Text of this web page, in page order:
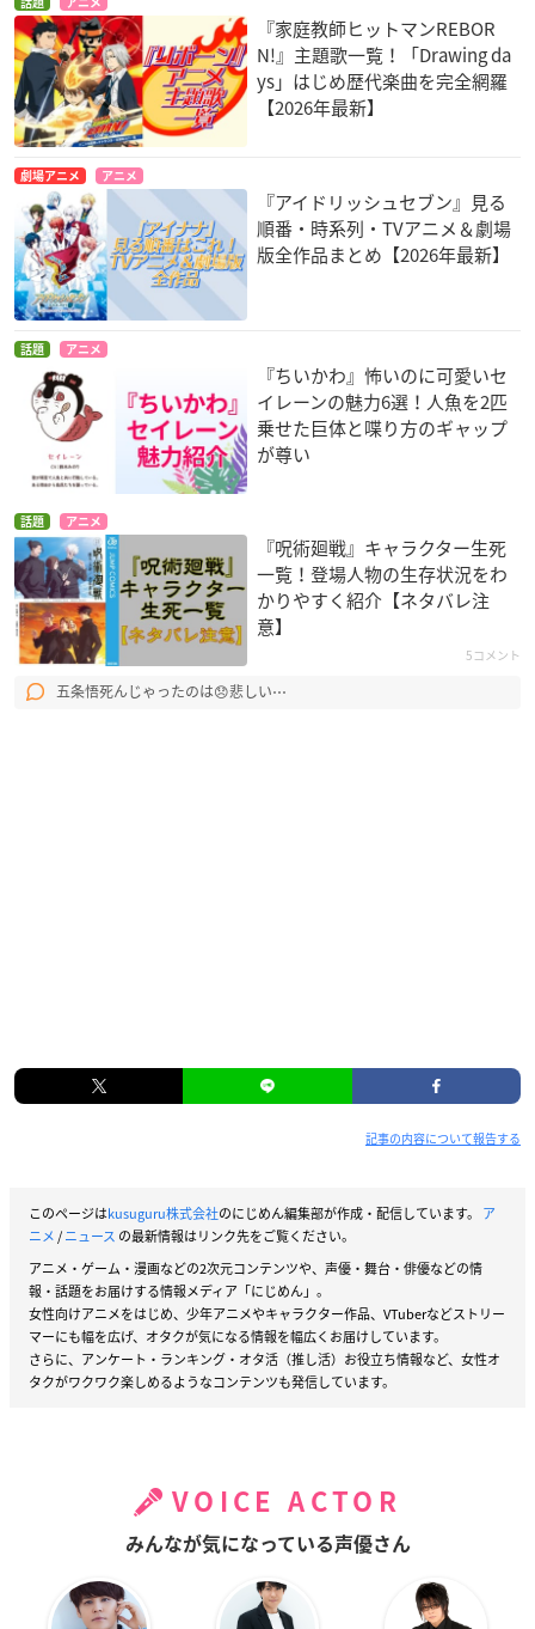
話題 アニメ
『家庭教師ヒットマンREBOR
N!』主題歌一覧！「Drawing da
ys」はじめ歴代楽曲を完全網羅
【2026年最新】
劇場アニメ アニメ
『アイドリッシュセブン』見る
順番・時系列・TVアニメ＆劇場
版全作品まとめ【2026年最新】
話題 アニメ
『ちいかわ』怖いのに可愛いセ
イレーンの魅力6選！人魚を2匹
乗せた巨体と喋り方のギャップ
が尊い
話題 アニメ
『呪術廻戦』キャラクター生死
一覧！登場人物の生存状況をわ
かりやすく紹介【ネタバレ注
意】
5コメント
五条悟死んじゃったのは😞悲しい⋯
記事の内容について報告する
このページはkusuguru株式会社のにじめん編集部が作成・配信しています。 ア
ニメ/ニュース の最新情報はリンク先をご覧ください。
アニメ・ゲーム・漫画などの2次元コンテンツや、声優・舞台・俳優などの情
報・話題をお届けする情報メディア「にじめん」。
女性向けアニメをはじめ、少年アニメやキャラクター作品、VTuberなどストリー
マーにも幅を広げ、オタクが気になる情報を幅広くお届けしています。
さらに、アンケート・ランキング・オタ活（推し活）お役立ち情報など、女性オ
タクがワクワク楽しめるようなコンテンツも発信しています。
VOICE ACTOR
みんなが気になっている声優さん